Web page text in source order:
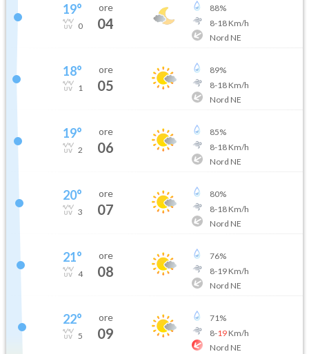
19°
0
ore
04
88%
8-18Km/h
Nord NE
18°
1
ore
05
89%
8-18Km/h
Nord NE
19°
2
ore
06
85%
8-18Km/h
Nord NE
20°
3
ore
07
80%
8-18Km/h
Nord NE
21°
4
ore
08
76%
8-19Km/h
Nord NE
22°
5
ore
09
71%
8-19Km/h
Nord NE